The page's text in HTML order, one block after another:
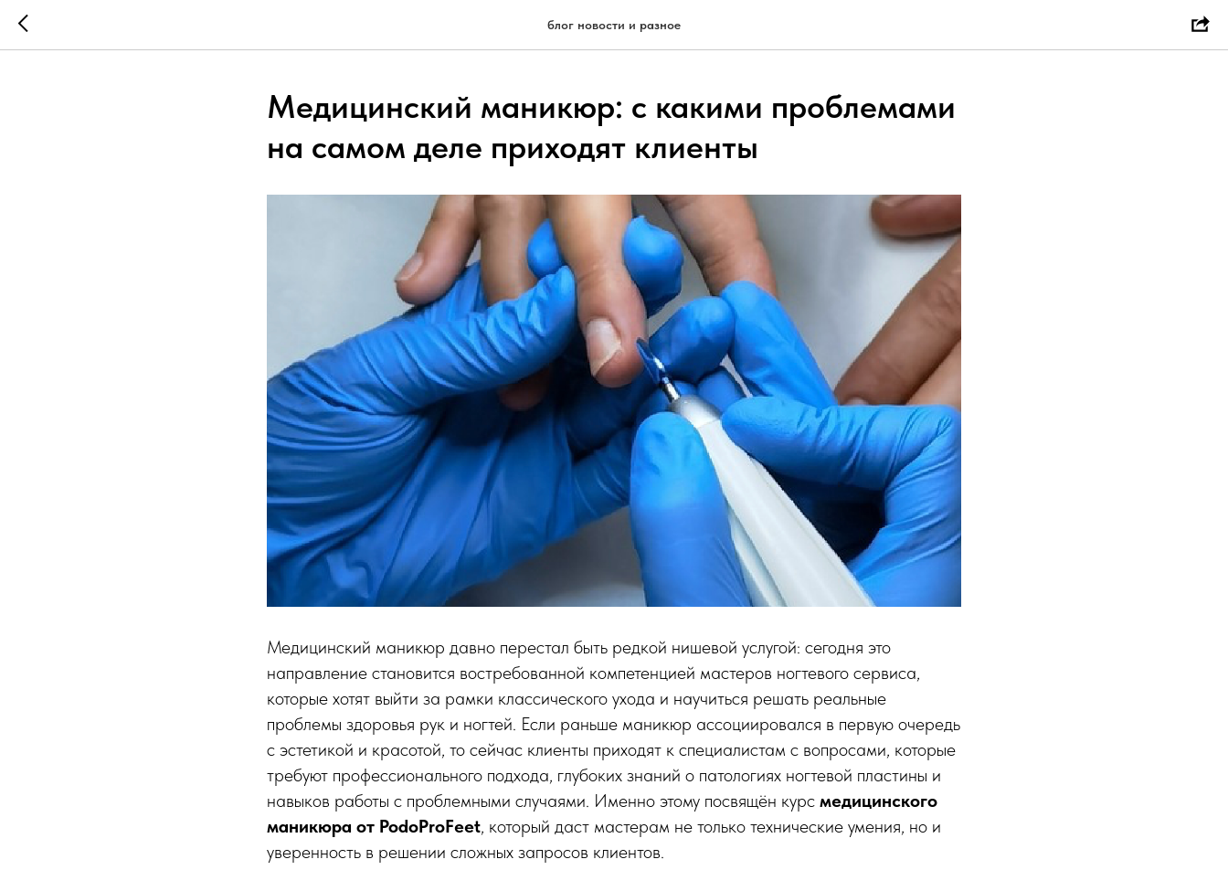
блог новости и разное
Медицинский маникюр: с какими проблемами
на самом деле приходят клиенты
Медицинский маникюр давно перестал быть редкой нишевой услугой: сегодня это
направление становится востребованной компетенцией мастеров ногтевого сервиса,
которые хотят выйти за рамки классического ухода и научиться решать реальные
проблемы здоровья рук и ногтей. Если раньше маникюр ассоциировался в первую очередь
с эстетикой и красотой, то сейчас клиенты приходят к специалистам с вопросами, которые
требуют профессионального подхода, глубоких знаний о патологиях ногтевой пластины и
навыков работы с проблемными случаями. Именно этому посвящён курс медицинского
маникюра от PodoProFeet, который даст мастерам не только технические умения, но и
уверенность в решении сложных запросов клиентов.